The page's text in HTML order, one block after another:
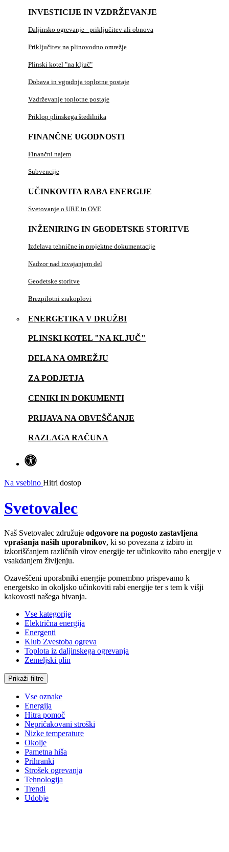
INVESTICIJE IN VZDRŽEVANJE
Daljinsko ogrevanje - priključitev ali obnova
Priključitev na plinovodno omrežje
Plinski kotel "na ključ"
Dobava in vgradnja toplotne postaje
Vzdrževanje toplotne postaje
Priklop plinskega štedilnika
FINANČNE UGODNOSTI
Finančni najem
Subvencije
UČINKOVITA RABA ENERGIJE
Svetovanje o URE in OVE
INŽENIRING IN GEODETSKE STORITVE
Izdelava tehnične in projektne dokumentacije
Nadzor nad izvajanjem del
Geodetske storitve
Brezpilotni zrakoplovi
ENERGETIKA V DRUŽBI
PLINSKI KOTEL "NA KLJUČ"
DELA NA OMREŽJU
ZA PODJETJA
CENIKI IN DOKUMENTI
PRIJAVA NA OBVEŠČANJE
RAZLAGA RAČUNA
Na vsebino Hitri dostop
Svetovalec
Naš Svetovalec združuje odgovore na pogosto zastavljena
vprašanja naših uporabnikov, ki so povezana z izbiro in
izkoriščanjem različnih virov energije ter učinkovito rabo energije v
vsakdanjem življenju.
Ozaveščeni uporabniki energije pomembno prispevamo k
energetsko in okoljsko učinkoviti rabi energije ter s tem k višji
kakovosti našega bivanja.
Vse kategorije
Električna energija
Energenti
Klub Zvestoba ogreva
Toplota iz daljinskega ogrevanja
Zemeljski plin
Prikaži filtre
Vse oznake
Energija
Hitra pomoč
Nepričakovani stroški
Nizke temperature
Okolje
Pametna hiša
Prihranki
Strošek ogrevanja
Tehnologija
Trendi
Udobje